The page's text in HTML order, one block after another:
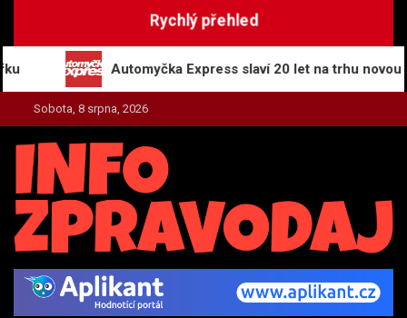
Rychlý přehled
Automyčka Express slaví 20 let na trhu novou
Sobota, 8 srpna, 2026
INFO-ZPRAVODAJ.CZ
Zpravodajství | Press | Tiskové zprávy